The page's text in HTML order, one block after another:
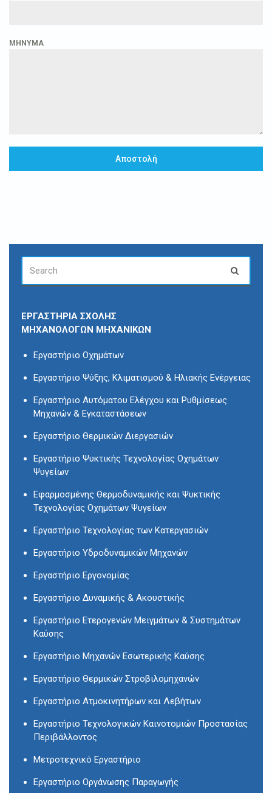
ΜΗΝΥΜΑ
Αποστολή
FOR:
ΕΡΓΑΣΤΗΡΙΑ ΣΧΟΛΗΣ
ΜΗΧΑΝΟΛΟΓΩΝ ΜΗΧΑΝΙΚΩΝ
Εργαστήριο Οχημάτων
Εργαστήριο Ψύξης, Κλιματισμού & Ηλιακής Ενέργειας
Εργαστήριο Αυτόματου Ελέγχου και Ρυθμίσεως
Μηχανών & Εγκαταστάσεων
Εργαστήριο Θερμικών Διεργασιών
Εργαστήριο Ψυκτικής Τεχνολογίας Οχημάτων
Ψυγείων
Εφαρμοσμένης Θερμοδυναμικής και Ψυκτικής
Τεχνολογίας Οχημάτων Ψυγείων
Εργαστήριο Τεχνολογίας των Κατεργασιών
Εργαστήριο Υδροδυναμικών Μηχανών
Εργαστήριο Εργονομίας
Εργαστήριο Δυναμικής & Ακουστικής
Εργαστήριο Ετερογενών Μειγμάτων & Συστημάτων
Καύσης
Εργαστήριο Μηχανών Εσωτερικής Καύσης
Εργαστήριο Θερμικών Στροβιλομηχανών
Εργαστήριο Ατμοκινητήρων και Λεβήτων
Εργαστήριο Τεχνολογικών Καινοτομιών Προστασίας
Περιβάλλοντος
Μετροτεχνικό Εργαστήριο
Εργαστήριο Οργάνωσης Παραγωγής